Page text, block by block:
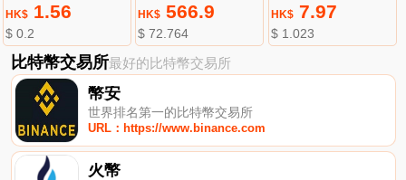
HK$1.56
$ 0.2
HK$ 566.9
$ 72.764
HK$7.97
$ 1.023
比特幣交易所最好的比特幣交易所
幣安
世界排名第一的比特幣交易所
URL：https://www.binance.com
火幣